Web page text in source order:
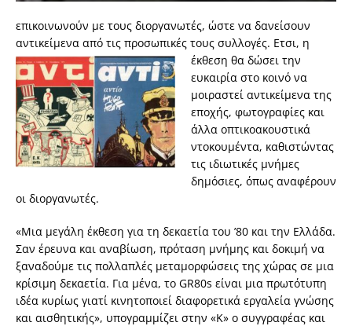
επικοινωνούν με τους διοργανωτές, ώστε να δανείσουν
αντικείμενα από τις προσωπικές τους συλλογές. Ετσι, η
έκθεση θα δώσει την
ευκαιρία στο κοινό να
μοιραστεί αντικείμενα της
εποχής, φωτογραφίες και
άλλα οπτικοακουστικά
ντοκουμέντα, καθιστώντας
τις ιδιωτικές μνήμες
δημόσιες, όπως αναφέρουν
οι διοργανωτές.
«Μια μεγάλη έκθεση για τη δεκαετία του ’80 και την Ελλάδα.
Σαν έρευνα και αναβίωση, πρόταση μνήμης και δοκιμή να
ξαναδούμε τις πολλαπλές μεταμορφώσεις της χώρας σε μια
κρίσιμη δεκαετία. Για μένα, το GR80s είναι μια πρωτότυπη
ιδέα κυρίως γιατί κινητοποιεί διαφορετικά εργαλεία γνώσης
και αισθητικής», υπογραμμίζει στην «Κ» ο συγγραφέας και